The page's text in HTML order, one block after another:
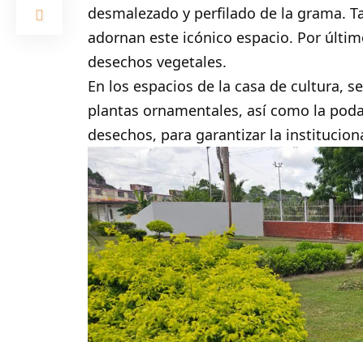
desmalezado y perfilado de la grama.
adornan este icónico espacio. Por
desechos vegetales.
En los espacios de la casa de cultura,
plantas ornamentales, así como la
desechos, para garantizar la